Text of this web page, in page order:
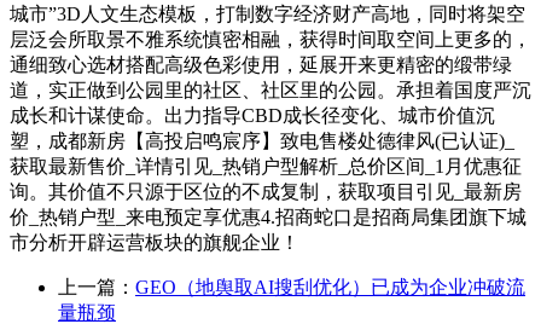
城市”3D人文生态模板，打制数字经济财产高地，同时将架空
层泛会所取景不雅系统慎密相融，获得时间取空间上更多的，
通细致心选材搭配高级色彩使用，延展开来更精密的缎带绿
道，实正做到公园里的社区、社区里的公园。承担着国度严沉
成长和计谋使命。出力指导CBD成长径变化、城市价值沉
塑，成都新房【高投启鸣宸序】致电售楼处德律风(已认证)_
获取最新售价_详情引见_热销户型解析_总价区间_1月优惠征
询。其价值不只源于区位的不成复制，获取项目引见_最新房
价_热销户型_来电预定享优惠4.招商蛇口是招商局集团旗下城
市分析开辟运营板块的旗舰企业！
上一篇： GEO（地舆取AI搜刮优化）已成为企业冲破流
量瓶颈